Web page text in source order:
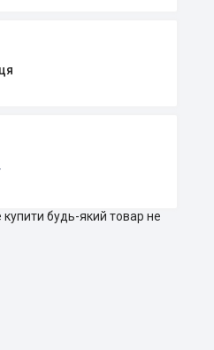
купити будь-який товар не